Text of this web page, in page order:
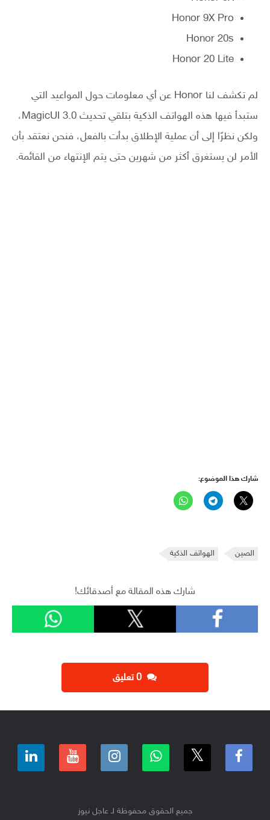
Honor 9X Pro
Honor 20s
Honor 20 Lite
لم تكشف لنا Honor عن أي معلومات حول المواعيد التي
ستبدأ فيها هذه الهواتف الذكية بتلقي تحديث MagicUI 3.0،
ولكن نظرًا إلى أن عملية الإطلاق بدأت بالفعل، فنحن نعتقد بأن
الأمر لن يستغرق أكثر من شهرين حتى يتم الإنتهاء من القائمة.
شارك هذا الموضوع:
الصين الهواتف الذكية
شارك هذه المقالة مع أصدقائك!
جميع الحقوق محفوظة لـ عاجل نيوز